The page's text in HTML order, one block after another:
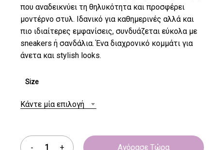
που αναδεικνύει τη θηλυκότητα και προσφέρει
μοντέρνο στυλ. Ιδανικό για καθημερινές αλλά και
πιο ιδιαίτερες εμφανίσεις, συνδυάζεται εύκολα με
sneakers ή σανδάλια. Ένα διαχρονικό κομμάτι για
άνετα και stylish looks.
Size
Κάντε μία επιλογή
Αγόρασε Τώρα